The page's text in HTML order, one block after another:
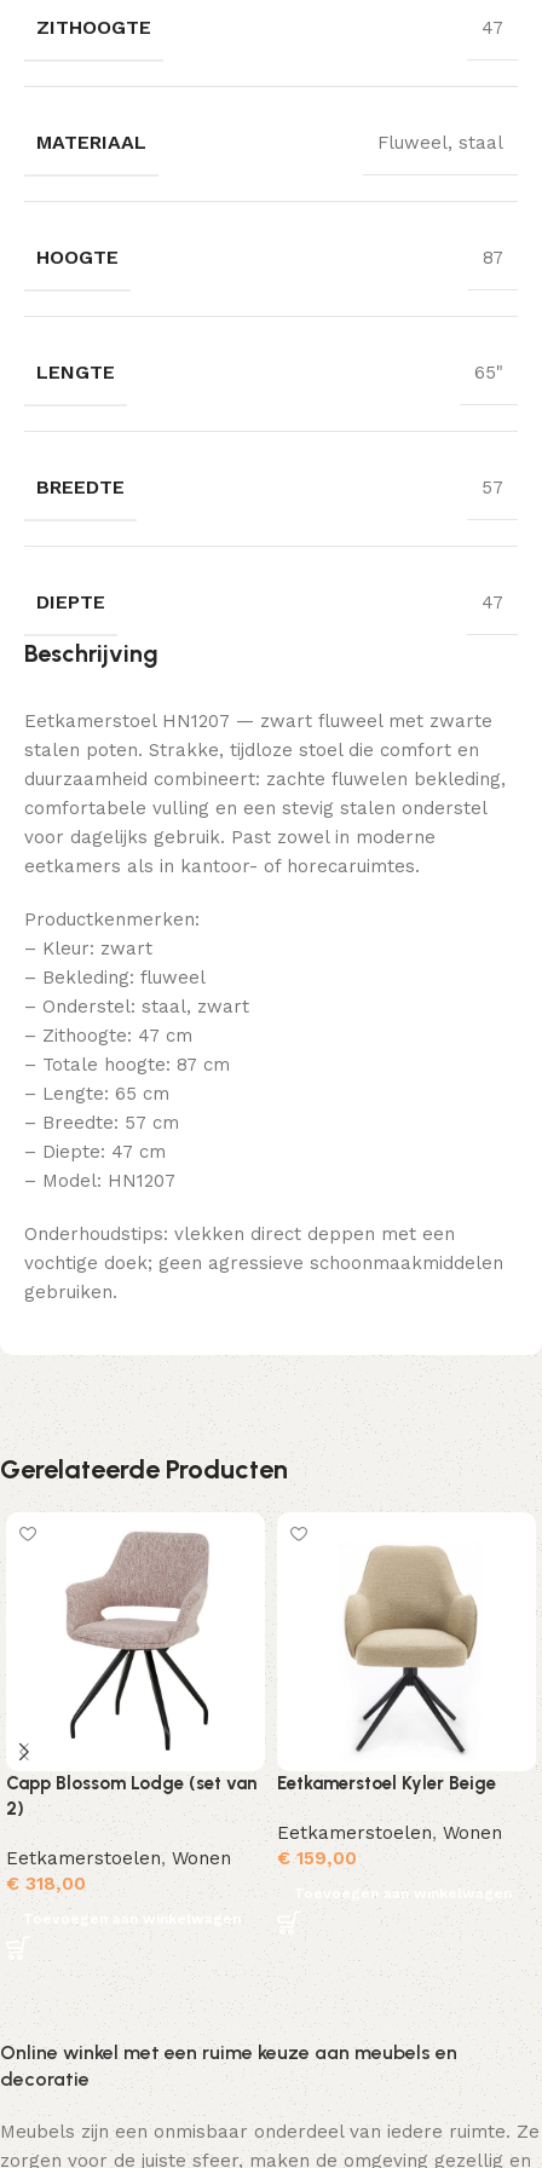
ZITHOOGTE 47
MATERIAAL Fluweel, staal
HOOGTE 87
LENGTE 65"
BREEDTE 57
DIEPTE 47
Beschrijving
Eetkamerstoel HN1207 — zwart fluweel met zwarte
stalen poten. Strakke, tijdloze stoel die comfort en
duurzaamheid combineert: zachte fluwelen bekleding,
comfortabele vulling en een stevig stalen onderstel
voor dagelijks gebruik. Past zowel in moderne
eetkamers als in kantoor- of horecaruimtes.
Productkenmerken:
– Kleur: zwart
– Bekleding: fluweel
– Onderstel: staal, zwart
– Zithoogte: 47 cm
– Totale hoogte: 87 cm
– Lengte: 65 cm
– Breedte: 57 cm
– Diepte: 47 cm
– Model: HN1207
Onderhoudstips: vlekken direct deppen met een
vochtige doek; geen agressieve schoonmaakmiddelen
gebruiken.
Gerelateerde Producten
Capp Blossom Lodge (set van
2)
Eetkamerstoelen, Wonen
€318,00
Toevoegen aan winkelwagen
Eetkamerstoel Kyler Beige
Eetkamerstoelen,Wonen
€159,00
Toevoegen aan winkelwagen
Online winkel met een ruime keuze aan meubels en
decoratie
Meubels zijn een onmisbaar onderdeel van iedere ruimte. Ze
zorgen voor de juiste sfeer, maken de omgeving gezellig en